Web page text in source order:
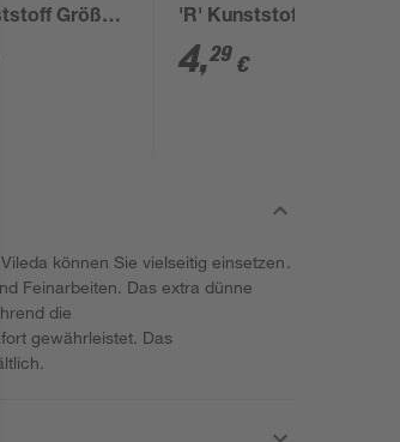
Größe
37 x 25,5 x
'R' Kunststoff Größe
S 17 Liter 37 x 26,5 x
25,5 cm
4,29 €
können Sie vielseitig einsetzen.
Feinarbeiten. Das extra dünne
die
gewährleistet. Das